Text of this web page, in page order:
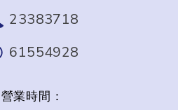
23383718
61554928
營業時間：